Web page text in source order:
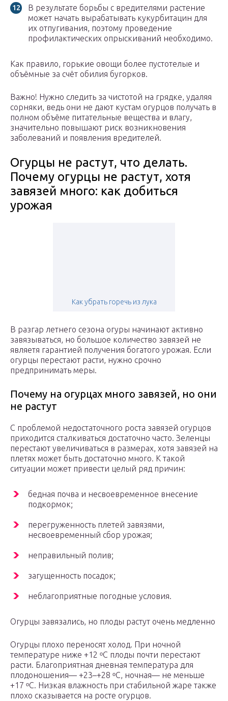
В результате борьбы с вредителями растение
может начать вырабатывать кукурбитацин для
их отпугивания, поэтому проведение
профилактических опрыскиваний необходимо.
Как правило, горькие овощи более пустотелые и
объёмные за счёт обилия бугорков.
Важно! Нужно следить за чистотой на грядке, удаляя
сорняки, ведь они не дают кустам огурцов получать в
полном объёме питательные вещества и влагу,
значительно повышают риск возникновения
заболеваний и появления вредителей.
Огурцы не растут, что делать.
Почему огурцы не растут, хотя
завязей много: как добиться
урожая
Как убрать горечь из лука
В разгар летнего сезона огуры начинают активно
завязываться, но большое количество завязей не
являетя гарантией получения богатого урожая. Если
огурцы перестают расти, нужно срочно
предпринимать меры.
Почему на огурцах много завязей, но они
не растут
С проблемой недостаточного роста завязей огурцов
приходится сталкиваться достаточно часто. Зеленцы
перестают увеличиваться в размерах, хотя завязей на
плетях может быть достаточно много. К такой
ситуации может привести целый ряд причин:
бедная почва и несвоевременное внесение
подкормок;
перегруженность плетей завязями,
несвоевременный сбор урожая;
неправильный полив;
загущенность посадок;
неблагоприятные погодные условия.
Огурцы завязались, но плоды растут очень медленно
Огурцы плохо переносят холод. При ночной
температуре ниже +12 ᵒС плоды почти перестают
расти. Благоприятная дневная температура для
плодоношения— +23–+28 ᵒС, ночная— не меньше
+17 ᵒС. Низкая влажность при стабильной жаре также
плохо сказывается на росте огурцов.